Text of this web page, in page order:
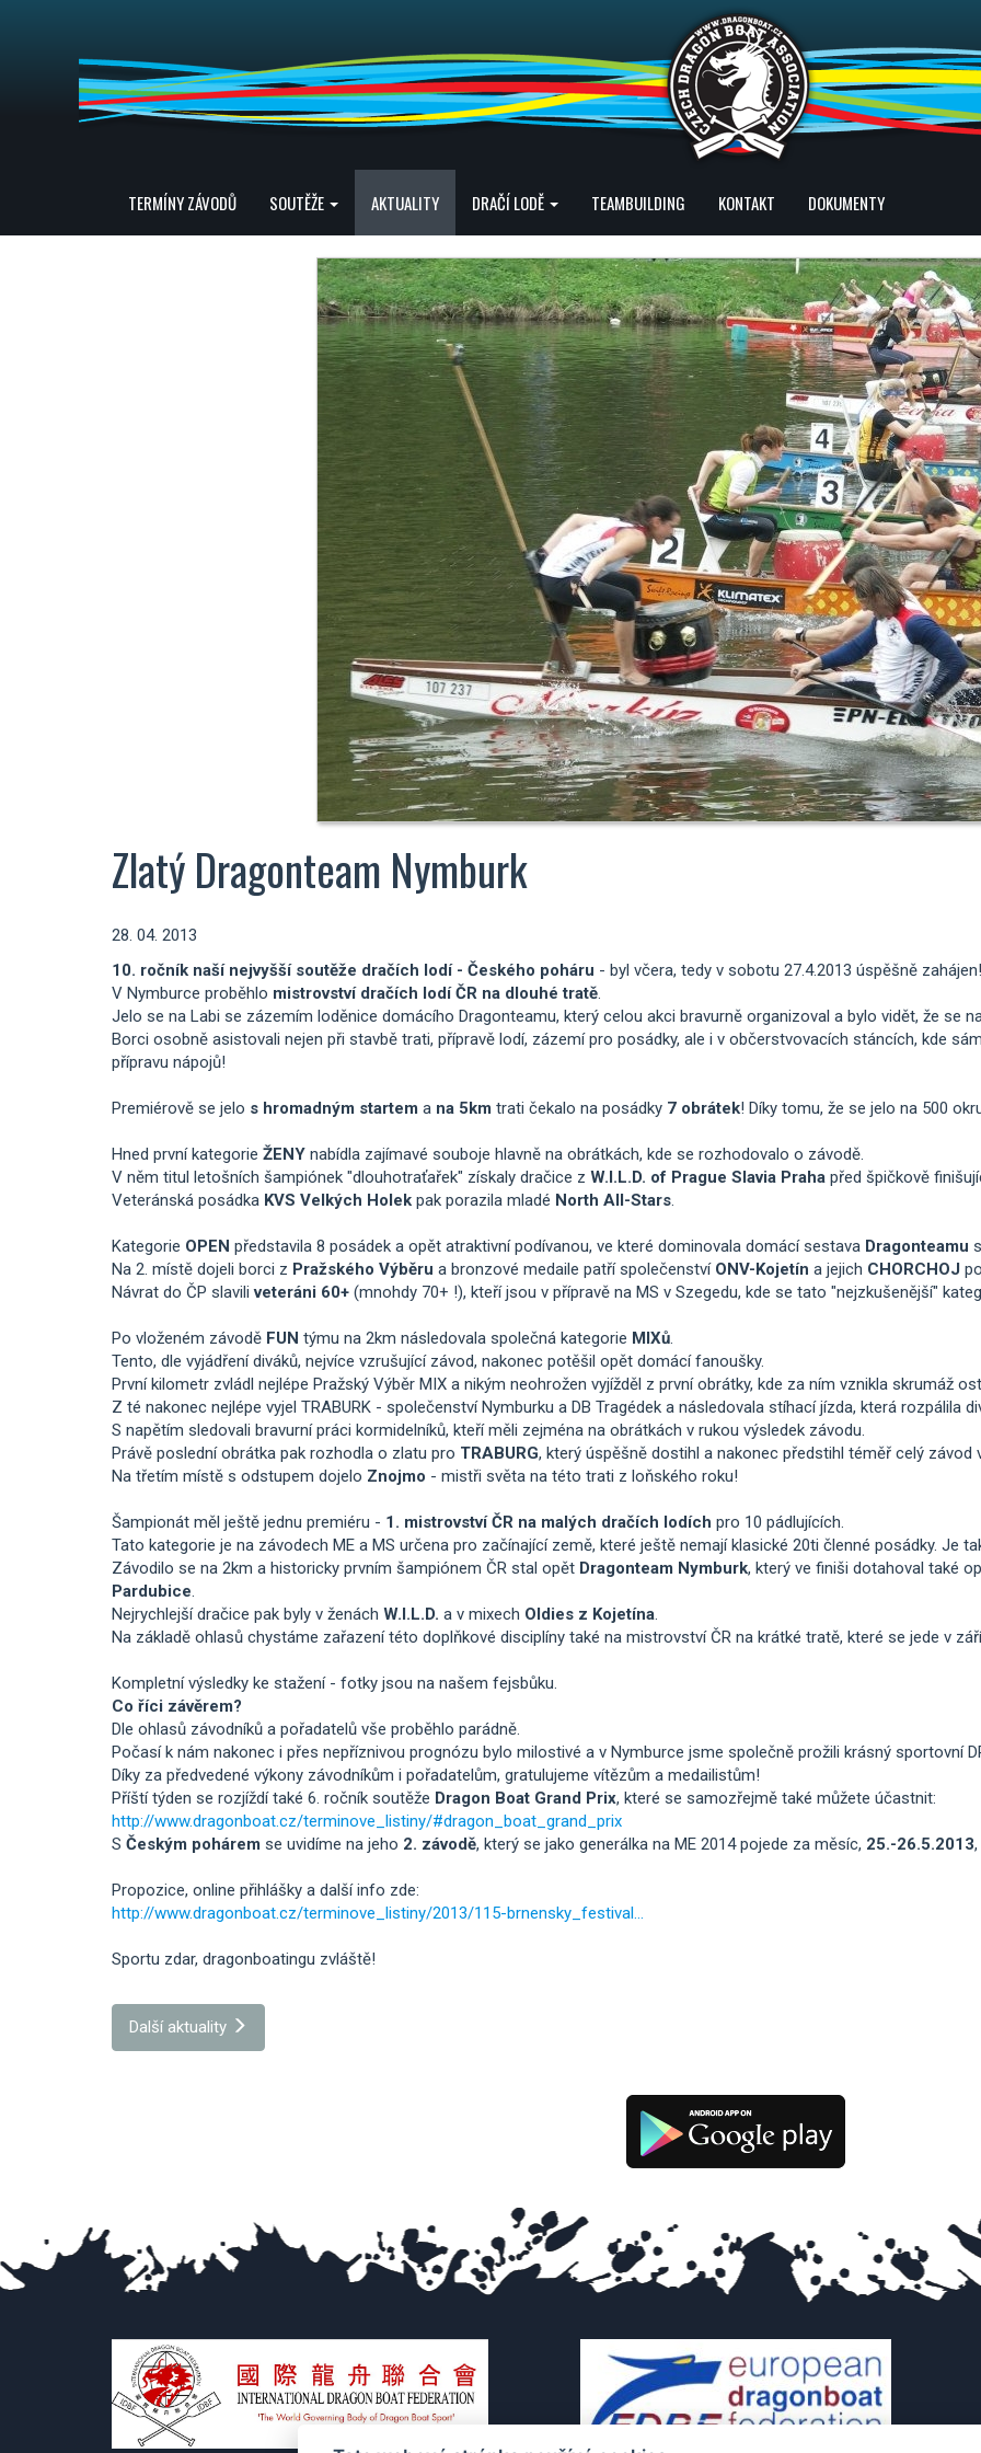
TERMÍNY ZÁVODŮ SOUTĚŽE AKTUALITY DRAČÍ LODĚ TEAMBUILDING KONTAKT DOKUMENTY
Zlatý Dragonteam Nymburk
28. 04. 2013
10. ročník naší nejvyšší soutěže dračích lodí - Českého poháru - byl včera, tedy v sobotu 27.4.2013 úspěšně zahájen!
V Nymburce proběhlo mistrovství dračích lodí ČR na dlouhé tratě
Jelo se na Labi se zázemím loděnice domácího Dragonteamu, který celou akci bravurně organizoval a bylo vidět, že se
Borci osobně asistovali nejen při stavbě trati, přípravě lodí, zázemí pro posádky, ale i v občerstvovacích stáncích, kde
přípravu nápojů!
Premiérově se jelo s hromadným startem a na 5km trati čekalo na posádky 7 obrátek! Díky tomu, že se jelo na 500
Hned první kategorie ŽENY nabídla zajímavé souboje hlavně na obrátkách, kde se rozhodovalo o závodě.
V něm titul letošních šampiónek "dlouhotraťařek" získaly dračice z W.I.L.D. of Prague Slavia Praha před špičkově
Veteránská posádka KVS Velkých Holek pak porazila mladé North All-Stars
Kategorie OPEN představila 8 posádek a opět atraktivní podívanou, ve které dominovala domácí sestava Dragonteamu
Na 2. místě dojeli borci z Pražského Výběru a bronzové medaile patří společenství ONV-Kojetín a jejich CHORCHOJ
Návrat do ČP slaviliveteráni 60+ (mnohdy 70+ !), kteří jsou v přípravě na MS v Szegedu, kde se tato "nejzkušenější"
Po vloženém závodě FUN týmu na 2km následovala společná kategorie MIXů
Tento, dle vyjádření diváků, nejvíce vzrušující závod, nakonec potěšil opět domácí fanoušky.
První kilometr zvládl nejlépe Pražský Výběr MIX a nikým neohrožen vyjížděl z první obrátky, kde za ním vznikla skrumáž
Z té nakonec nejlépe vyjel TRABURK - společenství Nymburku a DB Tragédek a následovala stíhací jízda, která rozpálila
S napětím sledovali bravurní práci kormidelníků, kteří měli zejména na obrátkách v rukou výsledek závodu.
Právě poslední obrátka pak rozhodla o zlatu pro TRABURG, který úspěšně dostihl a nakonec předstihl téměř celý závod
Na třetím místě s odstupem dojelo Znojmo - mistři světa na této trati z loňského roku!
Šampionát měl ještě jednu premiéru - 1. mistrovství ČR na malých dračích lodích pro 10 pádlujících.
Tato kategorie je na závodech ME a MS určena pro začínající země, které ještě nemají klasické 20ti členné posádky. Je
Závodilo se na 2km a historicky prvním šampiónem ČR stal opět Dragonteam Nymburk, který ve finiši dotahoval také
Pardubice
Nejrychlejší dračice pak byly v ženách W.I.L.D. a v mixech Oldies z Kojetína
Na základě ohlasů chystáme zařazení této doplňkové disciplíny také na mistrovství ČR na krátké tratě, které se jede v
Kompletní výsledky ke stažení - fotky jsou na našem fejsbůku.
Co říci závěrem?
Dle ohlasů závodníků a pořadatelů vše proběhlo parádně.
Počasí k nám nakonec i přes nepříznivou prognózu bylo milostivé a v Nymburce jsme společně prožili krásný sportovní
Díky za předvedené výkony závodníkům i pořadatelům, gratulujeme vítězům a medailistům!
Příští týden se rozjíždí také 6. ročník soutěže Dragon Boat Grand Prix, které se samozřejmě také můžete účastnit:
http://www.dragonboat.cz/terminove_listiny/#dragon_boat_grand_prix
S Českým pohárem se uvidíme na jeho 2. závodě, který se jako generálka na ME 2014 pojede za měsíc, 25.-26.5.2013
Propozice, online přihlášky a další info zde:
http://www.dragonboat.cz/terminove_listiny/2013/115-brnensky_festival...
Sportu zdar, dragonboatingu zvláště!
Další aktuality